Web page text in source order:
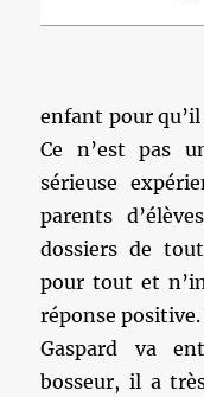
enfant pour qu’il
Ce n’est pas
sérieuse
parents
dossiers de
pour tout et
réponse positive.
Gaspard va
bosseur, il a